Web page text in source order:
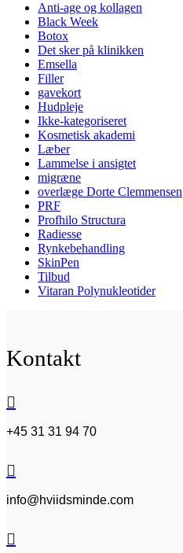
Anti-age og kollagen
Black Week
Botox
Det sker på klinikken
Emsella
Filler
gavekort
Hudpleje
Ikke-kategoriseret
Kosmetisk akademi
Læber
Lammelse i ansigtet
migræne
overlæge Dorte Clemmensen
PRF
Profhilo Structura
Radiesse
Rynkebehandling
SkinPen
Tilbud
Vitaran Polynukleotider
Kontakt

+45 31 31 94 70

info@hviidsminde.com
